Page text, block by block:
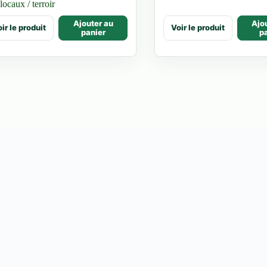
locaux / terroir
le produit
Ajouter au
panier
Voir le produit